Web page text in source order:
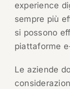
experience
sempre più
si possono
piattaforme
Le aziende